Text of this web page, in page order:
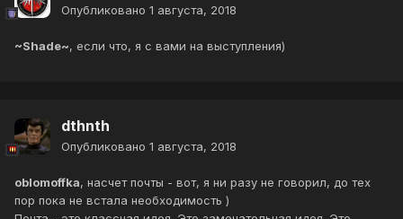
Опубликовано 1 августа, 2018
~Shade~, если что, я с вами на выступления)
dthnth
Опубликовано 1 августа, 2018
oblomoffka, насчет почты - вот, я ни разу не говорил, до тех
пор пока не встала необходимость )